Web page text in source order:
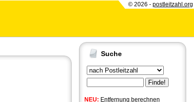
© 2026 - postleitzahl.org
Suche
NEU: Entfernung berechnen